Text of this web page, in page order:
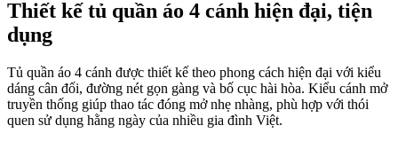
Thiết kế tủ quần áo 4 cánh hiện đại, tiện
dụng
Tủ quần áo 4 cánh được thiết kế theo phong cách hiện đại với kiểu
dáng cân đối, đường nét gọn gàng và bố cục hài hòa. Kiểu cánh mở
truyền thống giúp thao tác đóng mở nhẹ nhàng, phù hợp với thói
quen sử dụng hằng ngày của nhiều gia đình Việt.